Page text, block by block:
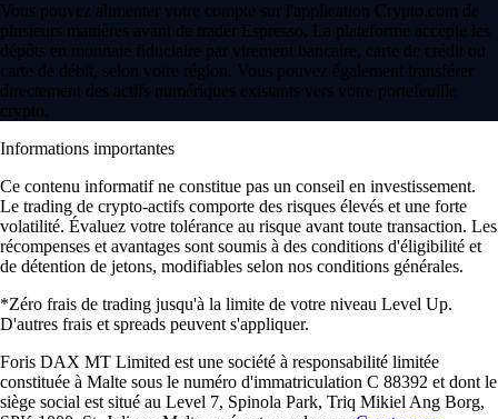
Vous pouvez alimenter votre compte sur l'application Crypto.com de
plusieurs manières avant de trader Espresso. La plateforme accepte les
dépôts en monnaie fiduciaire par virement bancaire, carte de crédit ou
carte de débit, selon votre région. Vous pouvez également transférer
directement des actifs numériques existants vers votre portefeuille
crypto.
Informations importantes
Ce contenu informatif ne constitue pas un conseil en investissement.
Le trading de crypto-actifs comporte des risques élevés et une forte
volatilité. Évaluez votre tolérance au risque avant toute transaction. Les
récompenses et avantages sont soumis à des conditions d'éligibilité et
de détention de jetons, modifiables selon nos conditions générales.
*Zéro frais de trading jusqu'à la limite de votre niveau Level Up.
D'autres frais et spreads peuvent s'appliquer.
Foris DAX MT Limited est une société à responsabilité limitée
constituée à Malte sous le numéro d'immatriculation C 88392 et dont le
siège social est situé au Level 7, Spinola Park, Triq Mikiel Ang Borg,